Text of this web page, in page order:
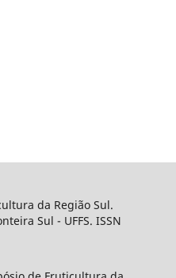
da Região Sul.
Sul - UFFS. ISSN